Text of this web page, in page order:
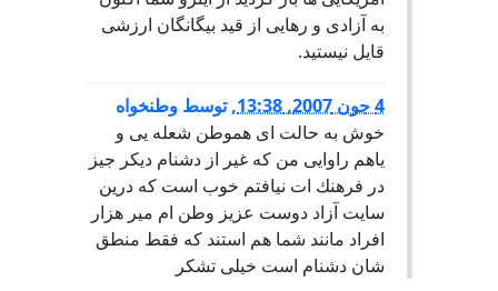
به آزادی و رهایی از قید بیگانگان ارزشی
قایل نیستید.
4 جون 2007, 13:38 ,توسط وطنخواه
خوش به حالت اى هموطن شعله يى و
ياهم راوايى من كه غير از دشنام ديكر جيز
در فرهنك ات نيافتم خوب است كه درين
سايت آزاد دوست عزيز وطن ام مير هزار
افراد مانند شما هم استند كه فقط منطق
شان دشنام است خيلى تشكر